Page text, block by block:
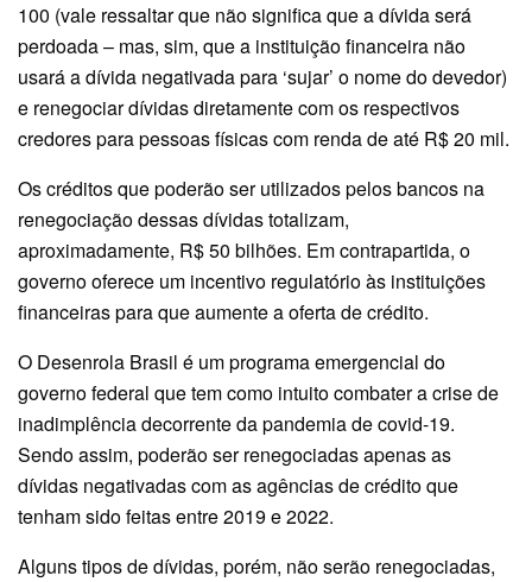
100 (vale ressaltar que não significa que a dívida será
perdoada – mas, sim, que a instituição financeira não
usará a dívida negativada para ‘sujar’ o nome do devedor)
e renegociar dívidas diretamente com os respectivos
credores para pessoas físicas com renda de até R$ 20 mil.
Os créditos que poderão ser utilizados pelos bancos na
renegociação dessas dívidas totalizam,
aproximadamente, R$ 50 bilhões. Em contrapartida, o
governo oferece um incentivo regulatório às instituições
financeiras para que aumente a oferta de crédito.
O Desenrola Brasil é um programa emergencial do
governo federal que tem como intuito combater a crise de
inadimplência decorrente da pandemia de covid-19.
Sendo assim, poderão ser renegociadas apenas as
dívidas negativadas com as agências de crédito que
tenham sido feitas entre 2019 e 2022.
Alguns tipos de dívidas, porém, não serão renegociadas,